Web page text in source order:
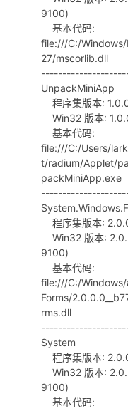
9100)
基本代码:
file:///C:/
27/mscorlib.dll
UnpackMiniApp
程序集版本:
Win32 版本:
基本代码:
file:///C:/Users/
t/radium/Applet/
packMiniApp.exe
程序集版本:
Win32 版本:
9100)
基本代码:
file:///C:/Windows/
Forms/
rms.dll
System
程序集版本:
Win32 版本:
9100)
基本代码: